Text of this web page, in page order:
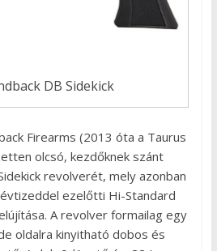
DB Sidekick
Firearms (2013 óta a Taurus
olcsó, kezdőknek szánt
revolverét, mely azonban
ezelőtti Hi-Standard
A revolver formailag egy
oldalra kinyitható dobos és